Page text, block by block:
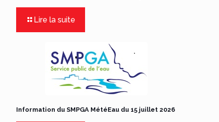
Lire la suite
Information du SMPGA MétéEau du 15 juillet 2026